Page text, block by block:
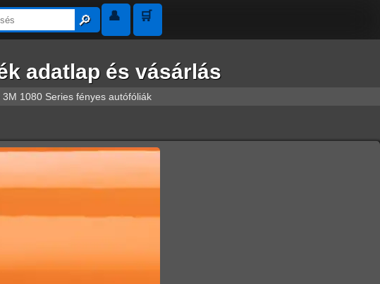
🔎︎ 👤 🛒
adatlap és vásárlás
3M 1080 Series fényes autófóliák